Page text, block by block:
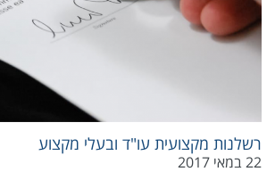
רשלנות מקצועית עו"ד ובעלי מקצוע
22 במאי 2017